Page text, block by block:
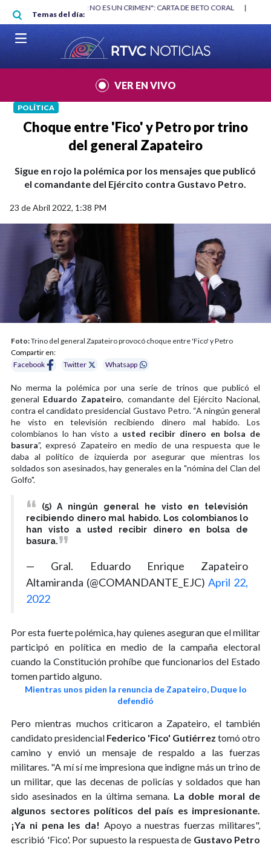
Pasar al contenido principal
Temas del día:
"HABLAR NO ES UN CRIMEN": CARTA DE BETO CORAL |
VER EN VIVO
POLÍTICA
Choque entre 'Fico' y Petro por trino
del general Zapateiro
Sigue en rojo la polémica por los mensajes que publicó
el comandante del Ejército contra Gustavo Petro.
23 de Abril 2022, 1:38 PM
Foto:Trino del general Zapateiro provocó choque entre 'Fico' y Petro
Compartir en:
Facebook
Twitter Whatsapp
No merma la polémica por una serie de trinos que publicó el
general Eduardo Zapateiro, comandante del Ejército Nacional,
contra el candidato presidencial Gustavo Petro. “A ningún general
he visto en televisión recibiendo dinero mal habido. Los
colombianos lo han visto a usted recibir dinero en bolsa de
basura”, expresó Zapateiro en medio de una respuesta que le
daba al político de izquierda por asegurar que mientras los
soldados son asesinados, hay generales en la "nómina del Clan del
Golfo".
(5) A ningún general he visto en televisión
recibiendo dinero mal habido. Los colombianos lo
han visto a usted recibir dinero en bolsa de
basura.
— Gral. Eduardo Enrique Zapateiro
Altamiranda (@COMANDANTE_EJC) April 22,
2022
Por esta fuerte polémica, hay quienes aseguran que el militar
participó en política en medio de la campaña electoral
cuando la Constitución prohíbe que funcionarios del Estado
tomen partido alguno.
Mientras unos piden la renuncia de Zapateiro, Duque lo
defendió
Pero mientras muchos criticaron a Zapateiro, el también
candidato presidencial Federico 'Fico' Gutiérrez tomó otro
camino y envió un mensaje de respaldo a las fuerzas
militares. "A mí sí me impresiona que indigne más un trino de
un militar, que las decenas de policías y soldados que han
sido asesinados en la última semana. La doble moral de
algunos sectores políticos del país es impresionante.
¡Ya ni pena les da! Apoyo a nuestras fuerzas militares",
escribió 'Fico'. Por supuesto la respuesta de Gustavo Petro